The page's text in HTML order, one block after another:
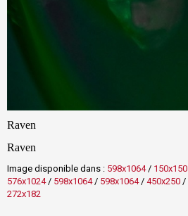
Raven
Raven
Image disponible dans : 598x1064/ 150x150
576x1024/ 598x1064/ 598x1064/ 450x250 /
272x182